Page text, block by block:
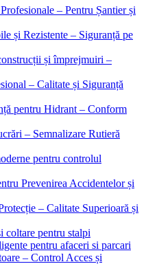
– Pentru Șantier și
și Rezistente – Siguranță pe
și împrejmuiri –
– Calitate și Siguranță
pentru Hidrant – Conform
– Semnalizare Rutieră
pentru controlul
Prevenirea Accidentelor și
– Calitate Superioară și
coltare pentru stalpi
pentru afaceri si parcari
– Control Acces și